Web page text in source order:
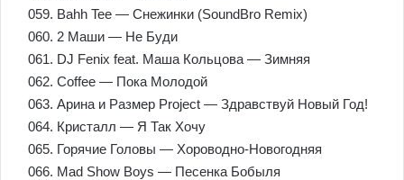
059. Bahh Tee — Снежинки (SoundBro Remix)
060. 2 Маши — Не Буди
061. DJ Fenix feat. Маша Кольцова — Зимняя
062. Coffee — Пока Молодой
063. Арина и Размер Project — Здравствуй Новый Год!
064. Кристалл — Я Так Хочу
065. Горячие Головы — Хороводно-Новогодняя
066. Mad Show Boys — Песенка Бобыля